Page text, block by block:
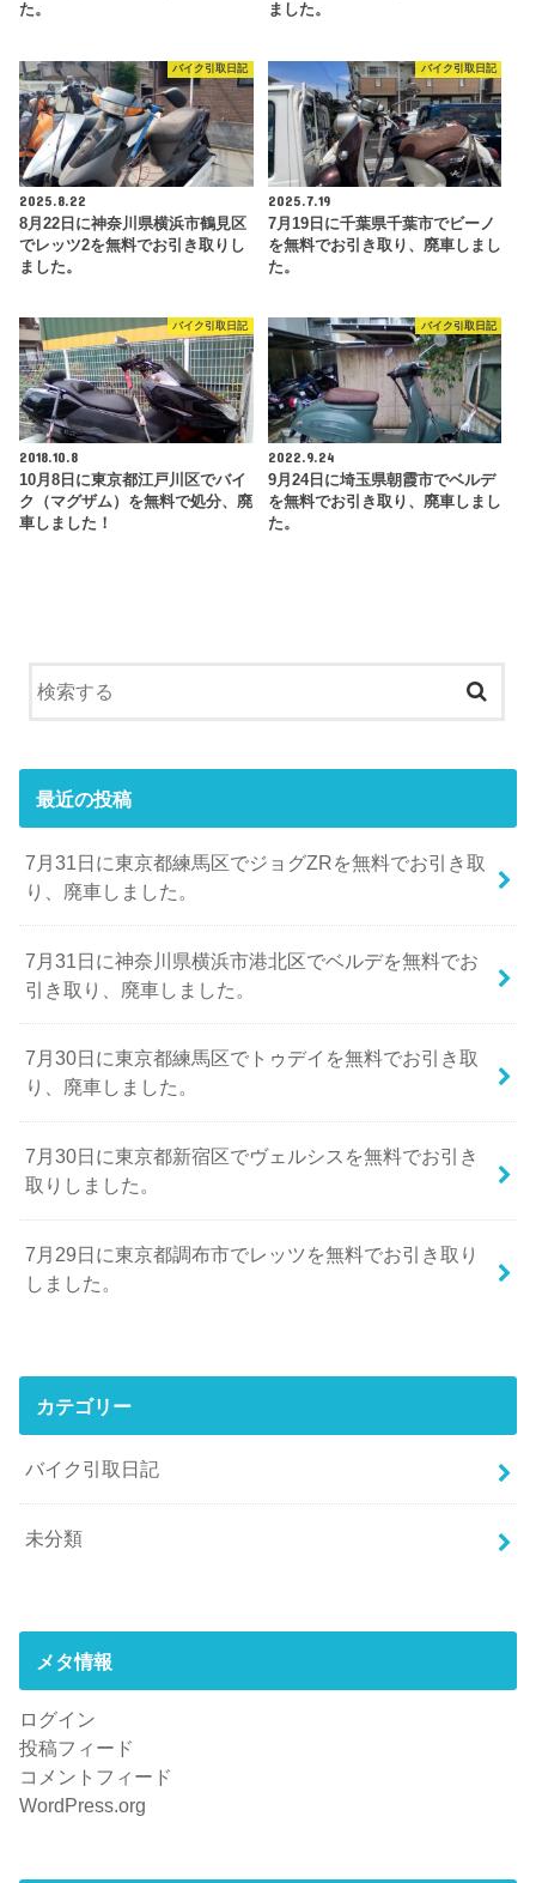
た。
ました。
バイク引取日記
2025.8.22
8月22日に神奈川県横浜市鶴見区
でレッツ2を無料でお引き取りし
ました。
バイク引取日記
2025.7.19
7月19日に千葉県千葉市でビーノ
を無料でお引き取り、廃車しまし
た。
バイク引取日記
2018.10.8
10月8日に東京都江戸川区でバイ
ク（マグザム）を無料で処分、廃
車しました！
バイク引取日記
2022.9.24
9月24日に埼玉県朝霞市でベルデ
を無料でお引き取り、廃車しまし
た。
最近の投稿
7月31日に東京都練馬区でジョグZRを無料でお引き取
り、廃車しました。
7月31日に神奈川県横浜市港北区でベルデを無料でお
引き取り、廃車しました。
7月30日に東京都練馬区でトゥデイを無料でお引き取
り、廃車しました。
7月30日に東京都新宿区でヴェルシスを無料でお引き
取りしました。
7月29日に東京都調布市でレッツを無料でお引き取り
しました。
カテゴリー
バイク引取日記
未分類
メタ情報
ログイン
投稿フィード
コメントフィード
WordPress.org